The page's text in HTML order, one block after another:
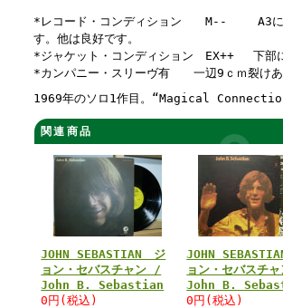
*レコード・コンディション M-- A3に8回
す。他は良好です。
*ジャケット・コンディション EX++ 下部に
*カンパニー・スリーヴ有 一辺9ｃｍ裂けあ
1969年のソロ1作目。“Magical
関連商品
JOHN SEBASTIAN ジ
ョン・セバスチャン /
John B. Sebastian
0円(税込)
JOHN
ョン・セバスチ
John B.
0円(税込)